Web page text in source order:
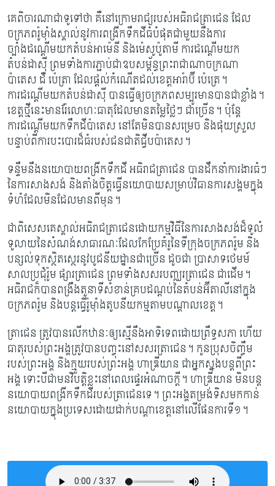
គេពិចារណាជាទូទៅថា គឺនៅក្រោមរាជ្យរបស់អធិរាជត្រាជេន ដែល
ចក្រភពរ៉ូម៉ាំងស្គាល់នូវ​ការពង្រីកទឹកដីធំបំផុតជាមួយនឹងការ
ច្បាំងដណ្តើមយកតំបន់អាម៉េនី និងម៉េសូប៉ូតាមី ការដណ្តើមយក
តំបន់ដាស៊ី ព្រមទាំងការភ្ជាប់ជាឧបសម្ព័ន្ធព្រះរាជាណាចក្រណា
ប៉ាតេស ដឺ ប៉េត្រា ដែលផ្តល់កំណើតដល់ខេត្តអារ៉ាប៊ី ប៉េត្រេ។
ការដណ្តើមយកតំបន់ដាស៊ី បានធ្វើឲ្យ​ចក្រភព​សម្បូរមានបានជាខ្លាំង។
ខេត្តថ្មីនេះមានរ៉ែលោហៈធាតុដែលមានតម្លៃថ្លៃៗ ជាច្រើន។ ប៉ុន្តែ​
ការដណ្តើមយកទឹកដីប៉ាតេស នៅតែមិនបានសម្រេច និងផុយស្រួល
បន្ទាប់ពីការបះបោរ​ដ៏​ធំរបស់ជនជាតិជ្វីបប៉ាតេស។
ទន្ទឹមនឹងនយោបាយពង្រីកទឹកដី អធិរាជត្រាជេន បានដឹកនាំការងារធំៗ
នៃការសាងសង់ និង​តាំង​ចិត្តធ្វើនយោបាយសម្រាប់វិធានការសង្គមក្នុង
ទំហំដែលមិនដែលមានពីមុន។
ជាពិសេស​គេស្គាល់អធិរាជត្រាជេនដោយកម្មវិធីនៃការសាងសង់ដ៏ទូលំ
ទូលាយនៃសំណង់​សាធារណៈដែលកែប្រែគំរូនៃទីក្រុងចក្រភពរ៉ូម និង
បន្សល់ទុកស្ថិតស្ថេរនូវបូជនីយដ្ឋាន​ជាច្រើន ដូចជា ប្រាសាទថេមម៍
សាលប្រជុំរ៉ូម ផ្សារត្រាជេន ព្រមទាំងសសរបញ្ឈរត្រាជេន ជាដើម។
អធិរាជក៏បានពង្រឹងតួនាទីសំខាន់គ្របដណ្តប់​នៃតំបន់អ៊ីតាលីនៅក្នុង
ចក្រភពរ៉ូម និង​បន្ត​ធ្វើ​រ៉ូម៉ាំងតូបនីយកម្មតាមបណ្តាលខេត្ត។
ត្រាជេន ត្រូវបានលើកឋានៈឲ្យស្មើនឹងអាទិទេពដោយព្រឹទ្ធសភា ហើយ
ធាតុរបស់ព្រះអង្គត្រូវ​បាន​បញ្ចុះ​នៅសសរត្រាជេន។ កូនប្រុសចិញ្ចឹម
របស់ព្រះអង្គ និងក្មួយរបស់ព្រះអង្គ ហាឌ្រីយាន ជាអ្នកស្នងបន្តពីព្រះ​
អង្គ ទោះបីជាមនវិបត្តិខ្លះនៅពេលផ្ទេរអំណាចក្តី។ ហាឌ្រីយាន មិនបន្ត
នយោបាយពង្រីកទឹកដីរបស់ត្រាជេនទេ។ ព្រះអង្គតម្រង់ទិសមកកាន់​
នយោបាយ​ក្នុងប្រទេស​ដោយ​ដាក់បណ្តាខេត្តនៅលើផែនការទី១។